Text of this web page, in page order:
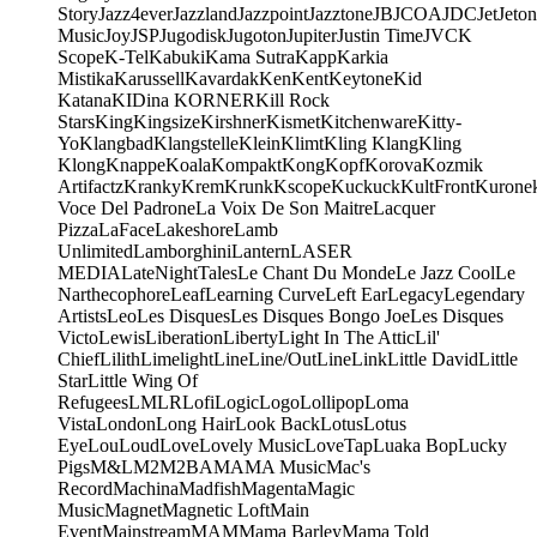
StoryJazz4everJazzlandJazzpointJazztoneJBJCOAJDCJetJeton
MusicJoyJSPJugodiskJugotonJupiterJustin TimeJVCK
ScopeK-TelKabukiKama SutraKappKarkia
MistikaKarussellKavardakKenKentKeytoneKid
KatanaKIDina KORNERKill Rock
StarsKingKingsizeKirshnerKismetKitchenwareKitty-
YoKlangbadKlangstelleKleinKlimtKling KlangKling
KlongKnappeKoalaKompaktKongKopfKorovaKozmik
ArtifactzKrankyKremKrunkKscopeKuckuckKultFront
Voce Del PadroneLa Voix De Son MaitreLacquer
PizzaLaFaceLakeshoreLamb
UnlimitedLamborghiniLanternLASER
MEDIALateNightTalesLe Chant Du MondeLe Jazz CoolLe
NarthecophoreLeafLearning CurveLeft EarLegacyLegendary
ArtistsLeoLes DisquesLes Disques Bongo JoeLes Disques
VictoLewisLiberationLibertyLight In The AtticLil'
ChiefLilithLimelightLineLine/OutLineLinkLittle DavidLittle
StarLittle Wing Of
RefugeesLMLRLofiLogicLogoLollipopLoma
VistaLondonLong HairLook BackLotusLotus
EyeLouLoudLoveLovely MusicLoveTapLuaka BopLucky
PigsM&LM2M2BAMAMA MusicMac's
RecordMachinaMadfishMagentaMagic
MusicMagnetMagnetic LoftMain
EventMainstreamMAMMama BarleyMama Told